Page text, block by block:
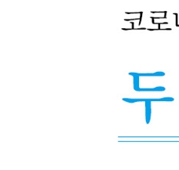
타일러의 제안,
4장 우리는 자연
우리는 자연의